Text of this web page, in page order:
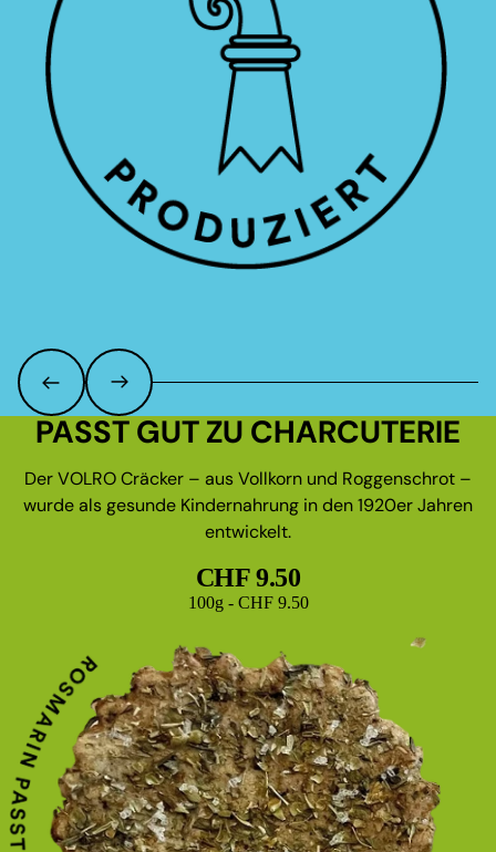
PASST GUT ZU CHARCUTERIE
Der VOLRO Cräcker – aus Vollkorn und Roggenschrot –
wurde als gesunde Kindernahrung in den 1920er Jahren
entwickelt.
CHF 9.50
Grundpreis
100g - CHF 9.50